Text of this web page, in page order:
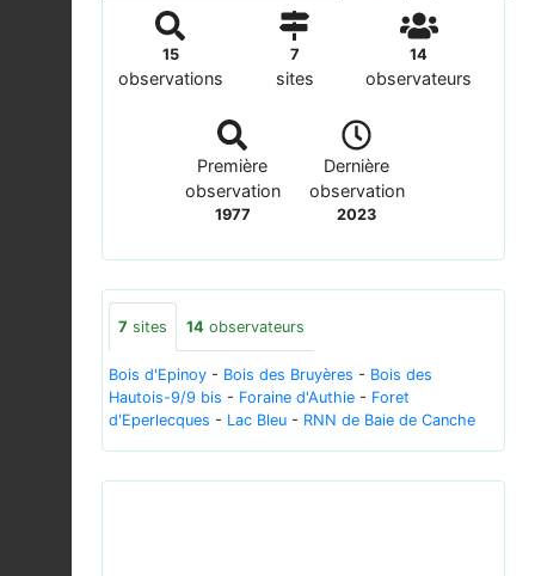
15
observations
7
sites
14
observateurs
Première
observation
1977
Dernière
observation
2023
7 sites 14 observateurs
Bois d'Epinoy - Bois des Bruyères - Bois des
Hautois-9/9 bis - Foraine d'Authie - Foret
d'Eperlecques - Lac Bleu - RNN de Baie de Canche